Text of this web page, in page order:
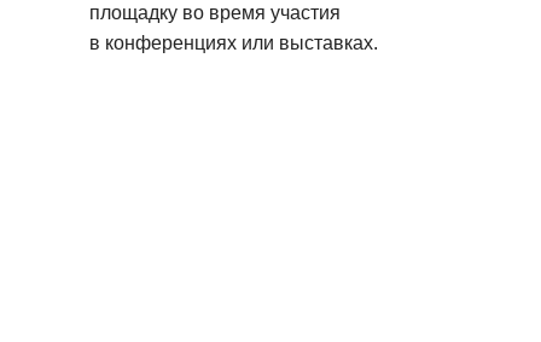
площадку во время участия
в конференциях или выставках.